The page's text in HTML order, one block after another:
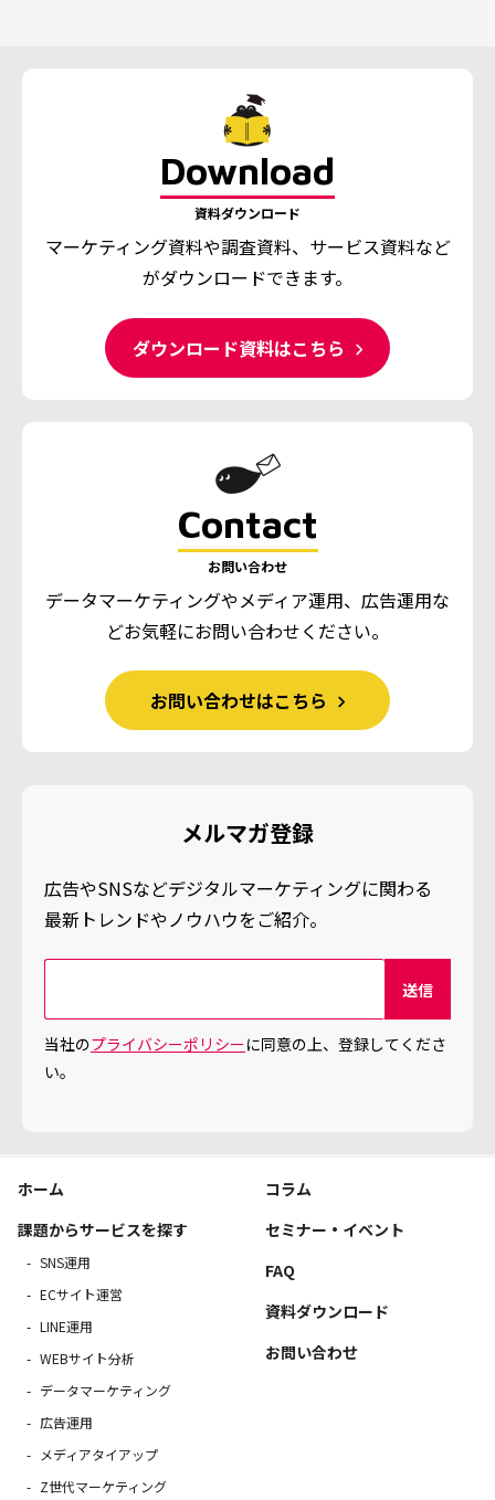
Download
資料ダウンロード
マーケティング資料や調査資料、 サービス資料など
がダウンロードできます。
ダウンロード資料はこちら
Contact
お問い合わせ
データマーケティングやメディア運用、広告運用な
どお気軽にお問い合わせください。
お問い合わせはこちら
メルマガ登録
広告やSNSなどデジタルマーケティングに関わる
最新トレンドやノウハウをご紹介。
当社のプライバシーポリシーに同意の上、登録してくださ
い。
ホーム
課題からサービスを探す
SNS運用
ECサイト運営
LINE運用
WEBサイト分析
データマーケティング
広告運用
メディアタイアップ
Z世代マーケティング
コラム
セミナー・イベント
FAQ
資料ダウンロード
お問い合わせ